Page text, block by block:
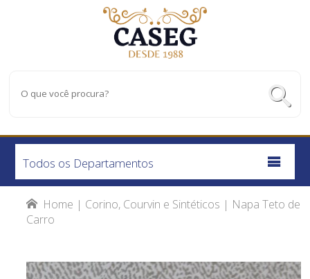
Todos os Departamentos
Home | Corino, Courvin e Sintéticos | Napa Teto de
Carro